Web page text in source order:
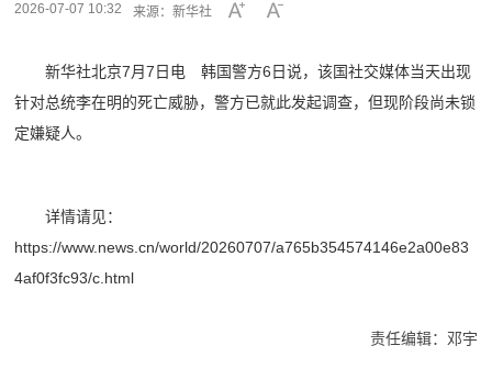
2026-07-07 10:32 来源：新华社
新华社北京7月7日电 韩国警方6日说，该国社交媒体当天出现
针对总统李在明的死亡威胁，警方已就此发起调查，但现阶段尚未锁
定嫌疑人。
详情请见：
https://www.news.cn/world/20260707/a765b354574146e2a00e83
4af0f3fc93/c.html
责任编辑：邓宇